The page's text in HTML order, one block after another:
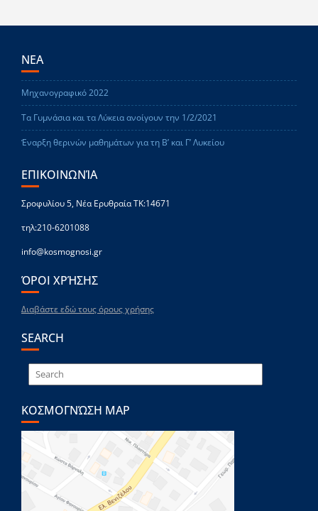
ΝΕΑ
Μηχανογραφικό 2022
Τα Γυμνάσια και τα Λύκεια ανοίγουν την 1/2/2021
Έναρξη θερινών μαθημάτων για τη Β’ και Γ’ Λυκείου
ΕΠΙΚΟΙΝΩΝΊΑ
Σροφυλίου 5, Νέα Ερυθραία ΤΚ:14671
τηλ:210-6201088
info@kosmognosi.gr
ΌΡΟΙ ΧΡΉΣΗΣ
Διαβάστε εδώ τους όρους χρήσης
SEARCH
ΚΟΣΜΟΓΝΏΣΗ MAP